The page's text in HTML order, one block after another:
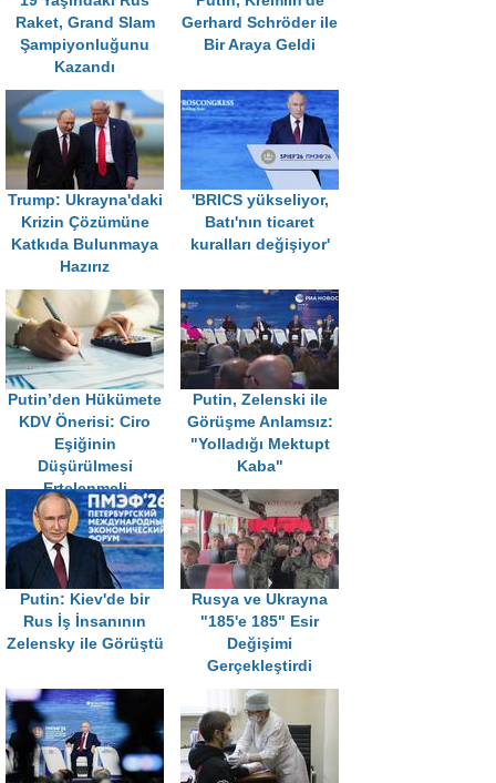
Raket, Grand Slam
Şampiyonluğunu
Kazandı
Gerhard Schröder ile
Bir Araya Geldi
Trump: Ukrayna'daki
Krizin Çözümüne
Katkıda Bulunmaya
Hazırız
'BRICS yükseliyor,
Batı'nın ticaret
kuralları değişiyor'
Putin’den Hükümete
KDV Önerisi: Ciro
Eşiğinin
Düşürülmesi
Ertelenmeli
Putin, Zelenski ile
Görüşme Anlamsız:
"Yolladığı Mektupt
Kaba"
Putin: Kiev'de bir
Rus İş İnsanının
Zelensky ile Görüştü
Rusya ve Ukrayna
"185'e 185" Esir
Değişimi
Gerçekleştirdi